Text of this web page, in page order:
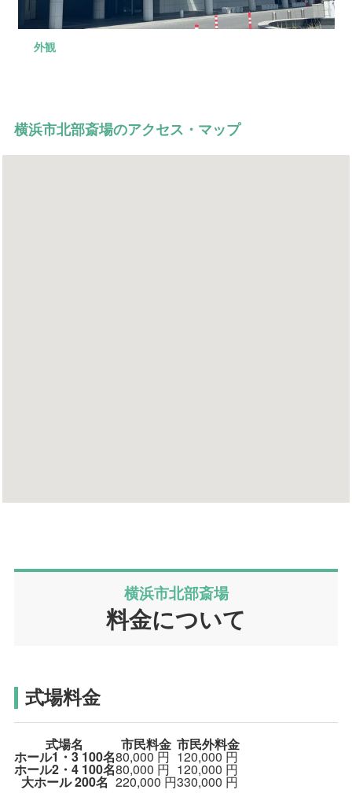
外観
式場
控室
会食場
駐車場
横浜市北部斎場のアクセス・マップ
横浜市北部斎場
料金について
式場料金
式場名 市民料金 市民外料金
ホール1・3100名80,000円 120,000円
ホール2・4 100名80,000 円 120,000 円
大ホール200名 220,000 円330,000 円